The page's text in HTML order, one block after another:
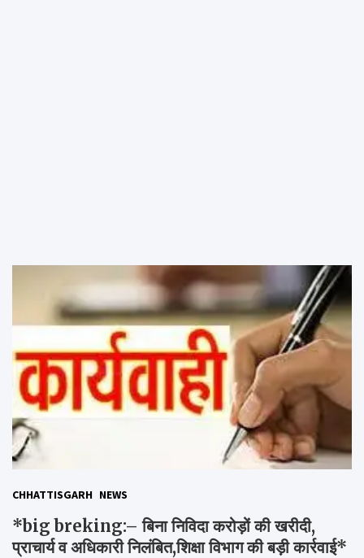
CHHATTISGARH NEWS
*big breking:– बिना निविदा करोड़ों की खरीदी,
प्राचार्य व अधिकारी निलंबित,शिक्षा विभाग की बड़ी कार्रवाई*